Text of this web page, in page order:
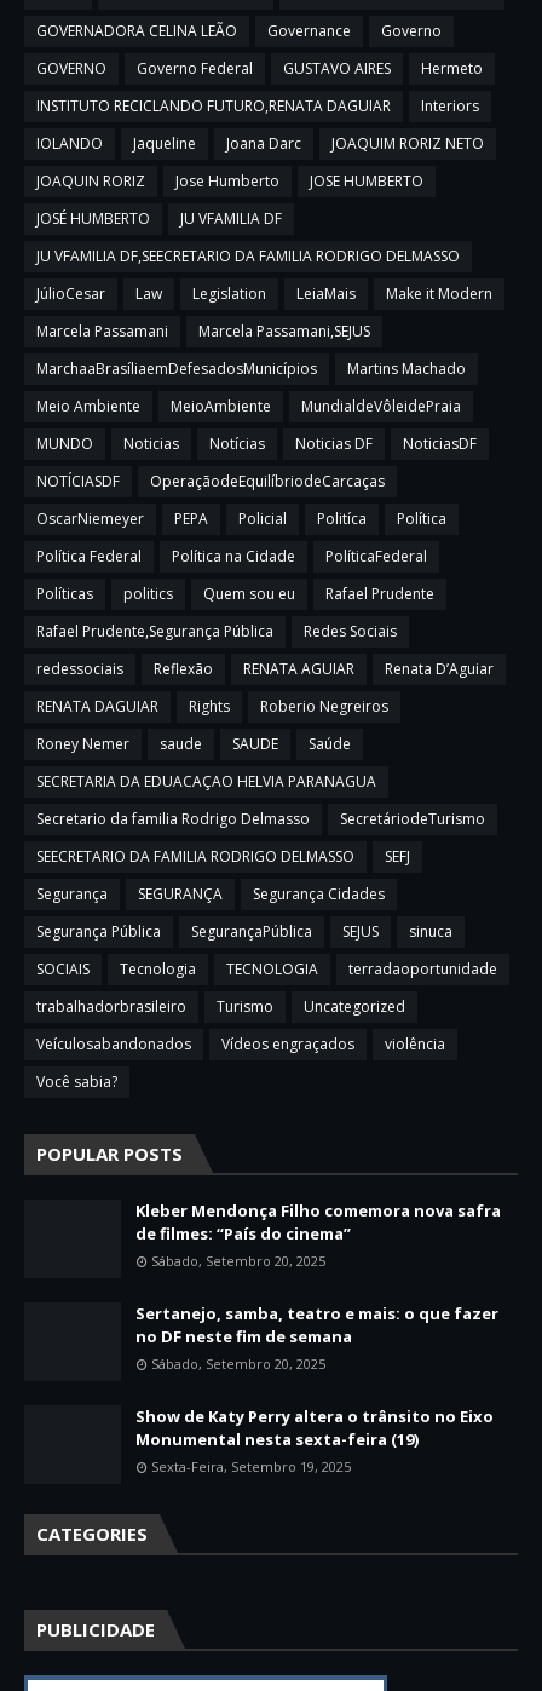
GOVERNADORA CELINA LEÃO
Governance
Governo
GOVERNO
Governo Federal GUSTAVO AIRES
Hermeto
INSTITUTO RECICLANDO FUTURO,RENATA DAGUIAR
Interiors
IOLANDO
Jaqueline Joana Darc
JOAQUIM RORIZ NETO
JOAQUIN RORIZ
Jose Humberto
JOSE HUMBERTO
JOSÉ HUMBERTO
JU VFAMILIA DF
JU VFAMILIA DF,SEECRETARIO DA FAMILIA RODRIGO DELMASSO
JúlioCesar
Law Legislation LeiaMais
Make it Modern
Marcela Passamani
Marcela Passamani,SEJUS
MarchaaBrasíliaemDefesadosMunicípios
Martins Machado
Meio Ambiente
MeioAmbiente
MundialdeVôleidePraia
MUNDO
Noticias Notícias Noticias DF
NoticiasDF
NOTÍCIASDF
OperaçãodeEquilíbriodeCarcaças
OscarNiemeyer
PEPA Policial Politíca
Política
Política Federal
Política na Cidade
PolíticaFederal
Políticas
politics Quem sou eu
Rafael Prudente
Rafael Prudente,Segurança Pública
Redes Sociais
redessociais
Reflexão RENATA AGUIAR
Renata D’Aguiar
RENATA DAGUIAR
Rights
Roberio Negreiros
Roney Nemer
saude SAUDE
Saúde
SECRETARIA DA EDUACAÇAO HELVIA PARANAGUA
Secretario da familia Rodrigo Delmasso
SecretáriodeTurismo
SEECRETARIO DA FAMILIA RODRIGO DELMASSO
SEFJ
Segurança
SEGURANÇA
Segurança Cidades
Segurança Pública
SegurançaPública SEJUS
sinuca
SOCIAIS
Tecnologia TECNOLOGIA
terradaoportunidade
trabalhadorbrasileiro
Turismo
Uncategorized
Veículosabandonados
Vídeos engraçados
violência
Você sabia?
POPULAR POSTS
Kleber Mendonça Filho comemora nova safra
de filmes: “País do cinema”
Sábado, Setembro 20, 2025
Sertanejo, samba, teatro e mais: o que fazer
no DF neste fim de semana
Sábado, Setembro 20, 2025
Show de Katy Perry altera o trânsito no Eixo
Monumental nesta sexta-feira (19)
Sexta-Feira, Setembro 19, 2025
CATEGORIES
PUBLICIDADE